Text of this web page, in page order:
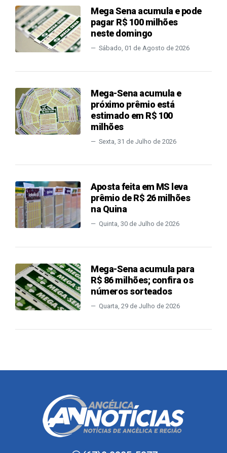
Mega Sena acumula e pode
pagar R$ 100 milhões
neste domingo
Sábado, 01 de Agosto de 2026
Mega-Sena acumula e
próximo prêmio está
estimado em R$ 100
milhões
Sexta, 31 de Julho de 2026
Aposta feita em MS leva
prêmio de R$ 26 milhões
na Quina
Quinta, 30 de Julho de 2026
Mega-Sena acumula para
R$ 86 milhões; confira os
números sorteados
Quarta, 29 de Julho de 2026